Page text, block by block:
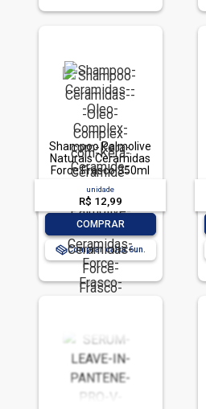
Shampoo Palmolive
Naturals Ceramidas
Force Frasco 350ml
unidade
R$ 12,99
COMPRAR
Comprar caixa:6